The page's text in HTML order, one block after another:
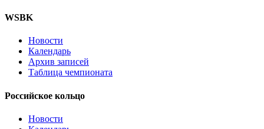
WSBK
Новости
Календарь
Архив записей
Таблица чемпионата
Российское кольцо
Новости